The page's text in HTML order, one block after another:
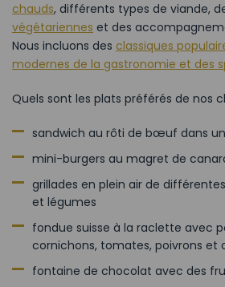
chauds, différents types de viande,
végétariennes et des
Nous incluons des classiques
modernes de la gastronomie et des
Quels sont les plats préférés de nos
sandwich au rôti de bœuf dans
mini-burgers au magret de
grillades en plein air de
et légumes
fondue suisse à la raclette avec
cornichons, tomates, poivrons et
fontaine de chocolat avec des